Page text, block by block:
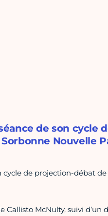
de son cycle
Nouvelle
cycle de projection-débat
Callisto McNulty, suivi d’un